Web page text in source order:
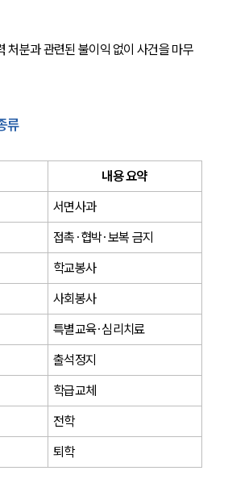
처분과 관련된 불이익 없이 사건을 마무
류
내용 요약
서면사과
접촉·협박·보복 금지
학교봉사
사회봉사
특별교육·심리치료
출석정지
학급교체
전학
퇴학